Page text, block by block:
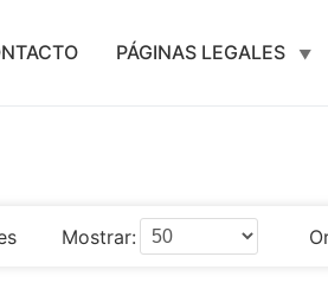
PÁGINAS LEGALES
Mostrar: